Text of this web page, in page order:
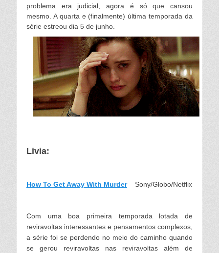
problema era judicial, agora é só que cansou
mesmo. A quarta e (finalmente) última temporada da
série estreou dia 5 de junho.
Livia:
How To Get Away With Murder– Sony/Globo/Netflix
Com uma boa primeira temporada lotada de
reviravoltas interessantes e pensamentos complexos,
a série foi se perdendo no meio do caminho quando
se gerou reviravoltas nas reviravoltas além de